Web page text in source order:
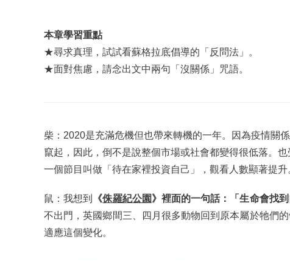
本章學習重點
★尋求真理，試試看蘇格拉底倡導的「反問法」。
★面對焦慮，請念出文中兩句「沒關係」咒語。
柴：2020是充滿危機但也帶來轉機的一年。因為疫情關
竄起，因此，倒不是說整個市場或社會都變得很低落。 也
一個節目叫做「待在家裡投資自己」，觀看人數顯著提升
鼠：我想到 《侏羅紀公園》裡面的一句話：「生命會找
不出門，英國鄉間三、四月很多動物回到原本屬於牠們
適應這個變化。